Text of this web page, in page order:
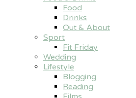
Food
Drinks
Out & About
Sport
Fit Friday
Wedding
Lifestyle
Blogging
Reading